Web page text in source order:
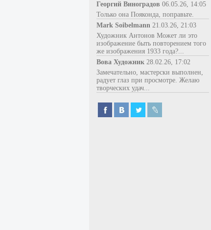
Георгий Виноградов 06.05.26, 14:05
Только она Пояконда, поправьте.
Mark Soibelmann 21.03.26, 21:03
Художник Антонов Может ли это
изображение быть повторением того
же изображения 1933 года?...
Вова Художник 28.02.26, 17:02
Замечательно, мастерски выполнен,
радует глаз при просмотре. Желаю
творческих удач...